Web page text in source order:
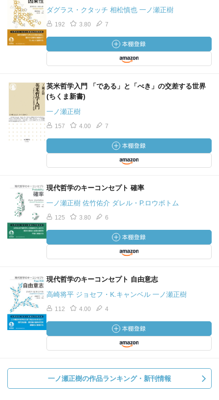
ダグラス・クタッチ 相松慎也 一ノ瀬正樹
192 3.80 7
英米哲学入門 「である」と「べき」の交差する世界
(ちくま新書)
一ノ瀬正樹
157 4.00 7
現代哲学のキーコンセプト 確率
一ノ瀬正樹 佐竹佑介 ダレル・P.ロウボトム
125 3.80 6
現代哲学のキーコンセプト 自由意志
高崎将平 ジョセフ・K.キャンベル 一ノ瀬正樹
112 4.00 4
一ノ瀬正樹の作品ランキング・新刊情報